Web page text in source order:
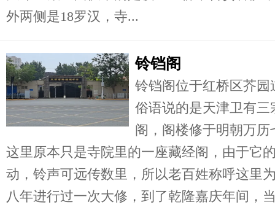
外两侧是18罗汉，寺...
铃铛阁
铃铛阁位于红桥区芥
俗语说的是天津卫有
阁，阁楼修于明朝万历
这里原本只是寺院里的一座藏经阁，由于它
动，铃声可远传数里，所以老百姓称呼这里
八年进行过一次大修，到了乾隆嘉庆年间，